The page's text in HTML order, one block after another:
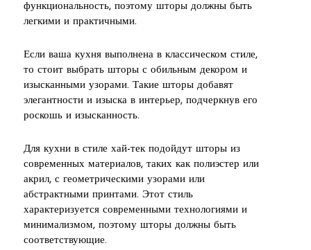
функциональность, поэтому шторы должны быть
легкими и практичными.
Если ваша кухня выполнена в классическом стиле,
то стоит выбрать шторы с обильным декором и
изысканными узорами. Такие шторы добавят
элегантности и изыска в интерьер, подчеркнув его
роскошь и изысканность.
Для кухни в стиле хай-тек подойдут шторы из
современных материалов, таких как полиэстер или
акрил, с геометрическими узорами или
абстрактными принтами. Этот стиль
характеризуется современными технологиями и
минимализмом, поэтому шторы должны быть
соответствующие.